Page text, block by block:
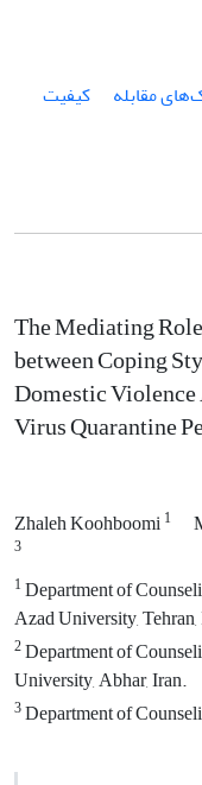
مقابله
کیفیت
The Mediating
between Coping
Domestic
Virus Quarantine
Zhaleh Koohboomi1
3
1Department of
Azad University,
2Department of
University, Abhar, Iran.
3Department of